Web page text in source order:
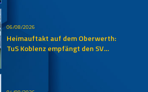
06/08/2026
Heimauftakt auf dem Oberwerth:
TuS Koblenz empfängt den SV